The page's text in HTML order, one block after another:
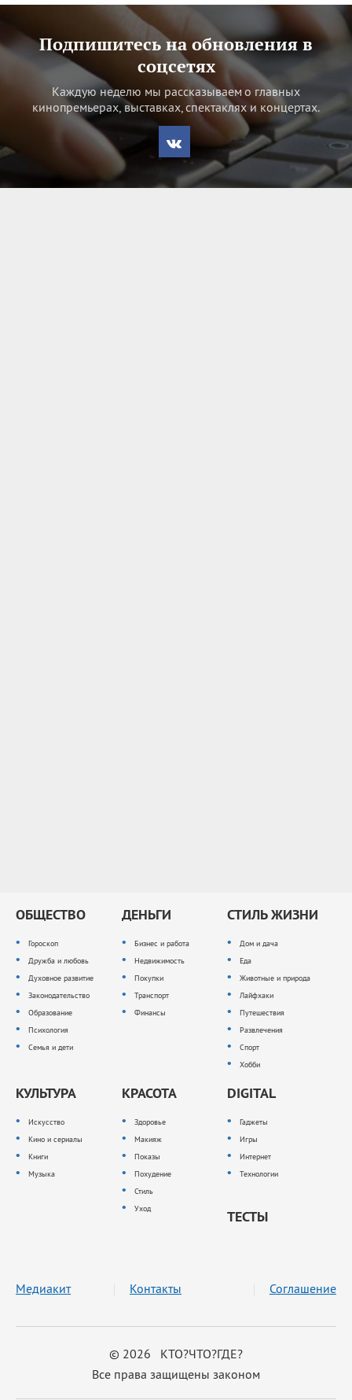
Подпишитесь на обновления в
соцсетях
Каждую неделю мы рассказываем о главных
кинопремьерах, выставках, спектаклях и концертах.
ОБЩЕСТВО
Гороскоп
Дружба и любовь
Духовное развитие
Законодательство
Образование
Психология
Семья и дети
ДЕНЬГИ
Бизнес и работа
Недвижимость
Покупки
Транспорт
Финансы
СТИЛЬ ЖИЗНИ
Дом и дача
Еда
Животные и природа
Лайфхаки
Путешествия
Развлечения
Спорт
Хобби
КУЛЬТУРА
Искусство
Кино и сериалы
Книги
Музыка
КРАСОТА
Здоровье
Макияж
Показы
Похудение
Стиль
Уход
DIGITAL
Гаджеты
Игры
Интернет
Технологии
ТЕСТЫ
© 2026 КТО?ЧТО?ГДЕ?
Все права защищены законом
Медиакит Контакты Соглашение